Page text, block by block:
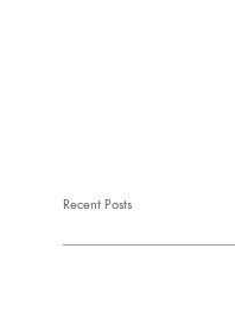
Recent Posts